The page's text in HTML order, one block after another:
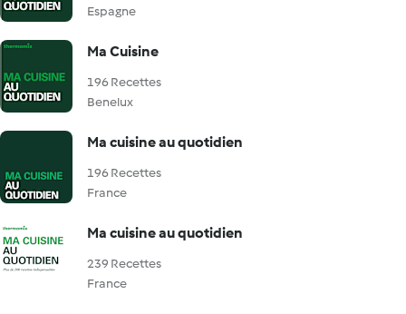
Espagne
Ma Cuisine
196 Recettes
Benelux
Ma cuisine au quotidien
196 Recettes
France
Ma cuisine au quotidien
239 Recettes
France